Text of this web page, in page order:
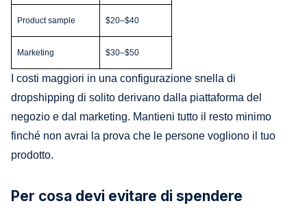
Product sample $20–$40
Marketing $30–$50
I costi maggiori in una configurazione snella di
dropshipping di solito derivano dalla piattaforma del
negozio e dal marketing. Mantieni tutto il resto minimo
finché non avrai la prova che le persone vogliono il tuo
prodotto.
Per cosa devi evitare di spendere